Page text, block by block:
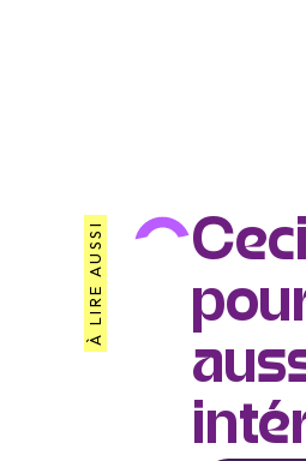
À LIRE AUSSI
Ceci